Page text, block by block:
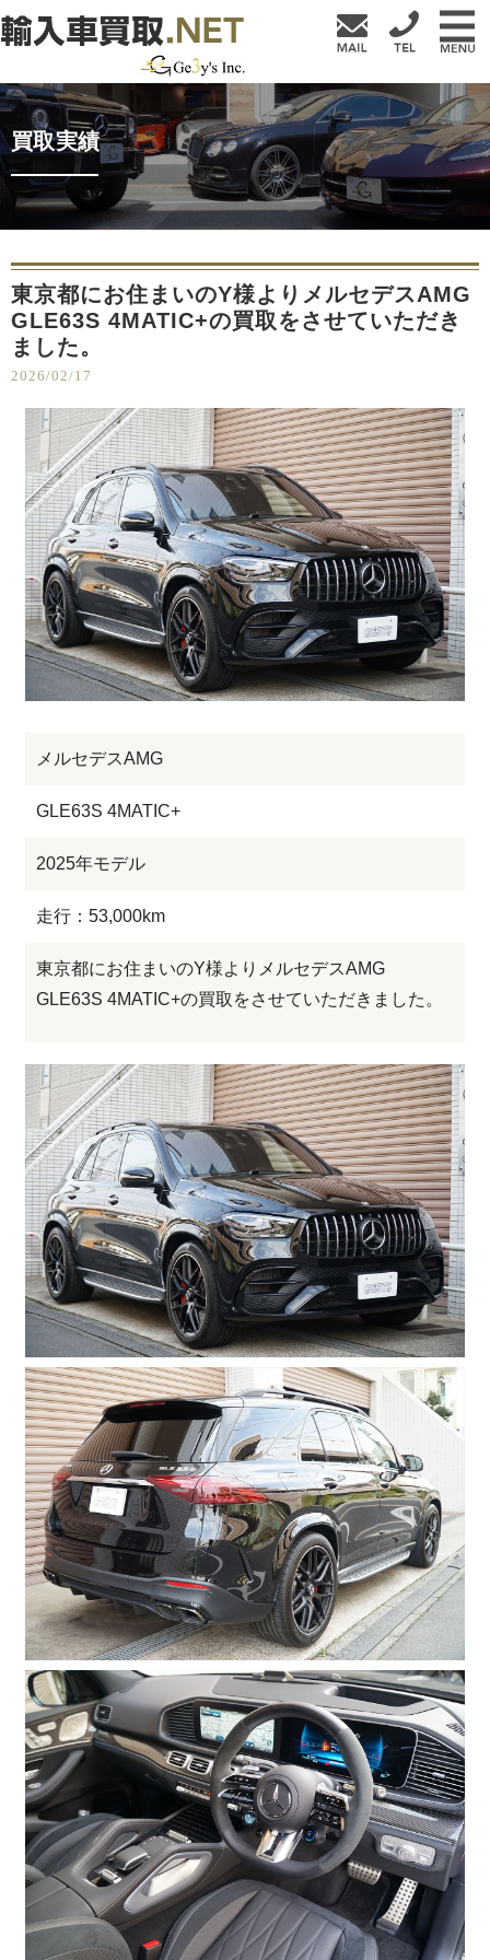
買取実績
東京都にお住まいのY様よりメルセデスAMG
GLE63S 4MATIC+の買取をさせていただき
ました。
2026/02/17
メルセデスAMG
GLE63S 4MATIC+
2025年モデル
走行：53,000km
東京都にお住まいのY様よりメルセデスAMG
GLE63S 4MATIC+の買取をさせていただきました。